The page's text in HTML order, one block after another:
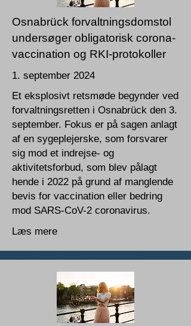
Osnabrück forvaltningsdomstol
undersøger obligatorisk corona-
vaccination og RKI-protokoller
1. september 2024
Et eksplosivt retsmøde begynder ved
forvaltningsretten i Osnabrück den 3.
september. Fokus er på sagen anlagt
af en sygeplejerske, som forsvarer
sig mod et indrejse- og
aktivitetsforbud, som blev pålagt
hende i 2022 på grund af manglende
bevis for vaccination eller bedring
mod SARS-CoV-2 coronavirus.
Læs mere